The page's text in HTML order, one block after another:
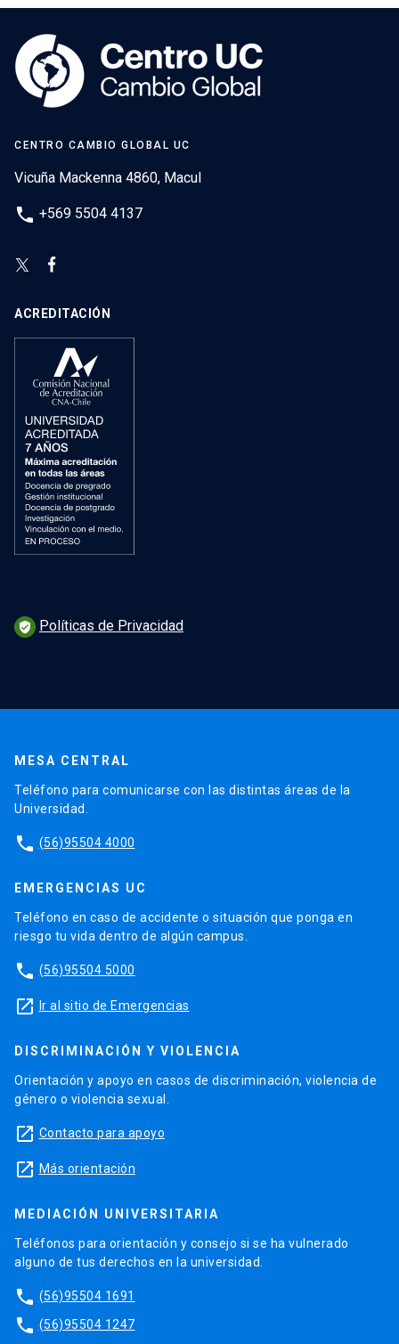
CENTRO CAMBIO GLOBAL UC
Vicuña Mackenna 4860, Macul
phone +569 5504 4137
ACREDITACIÓN
verified_user Políticas de Privacidad
MESA CENTRAL
Teléfono para comunicarse con las distintas áreas de la
Universidad.
phone (56)95504 4000
EMERGENCIAS UC
Teléfono en caso de accidente o situación que ponga en
riesgo tu vida dentro de algún campus.
phone (56)95504 5000
launch Ir al sitio de Emergencias
DISCRIMINACIÓN Y VIOLENCIA
Orientación y apoyo en casos de discriminación, violencia de
género o violencia sexual.
launch Contacto para apoyo
launch Más orientación
MEDIACIÓN UNIVERSITARIA
Teléfonos para orientación y consejo si se ha vulnerado
alguno de tus derechos en la universidad.
phone (56)95504 1691
phone (56)95504 1247